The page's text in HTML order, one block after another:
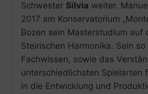
Schwester Silvia weiter.
2017 am Konservatorium
Bozen sein Masterstudium auf
Steirischen Harmonika. Sein
Fachwissen, sowie das
unterschiedlichsten Spielarten
in die Entwicklung und